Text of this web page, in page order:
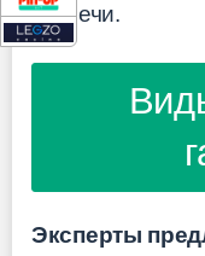
встречи.
Эксперты